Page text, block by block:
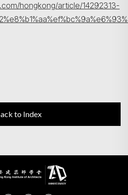
hongkong/article/14292313-
to Index